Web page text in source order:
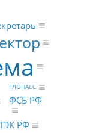
РФ
ФСБ РФ
ГЛОНАСС